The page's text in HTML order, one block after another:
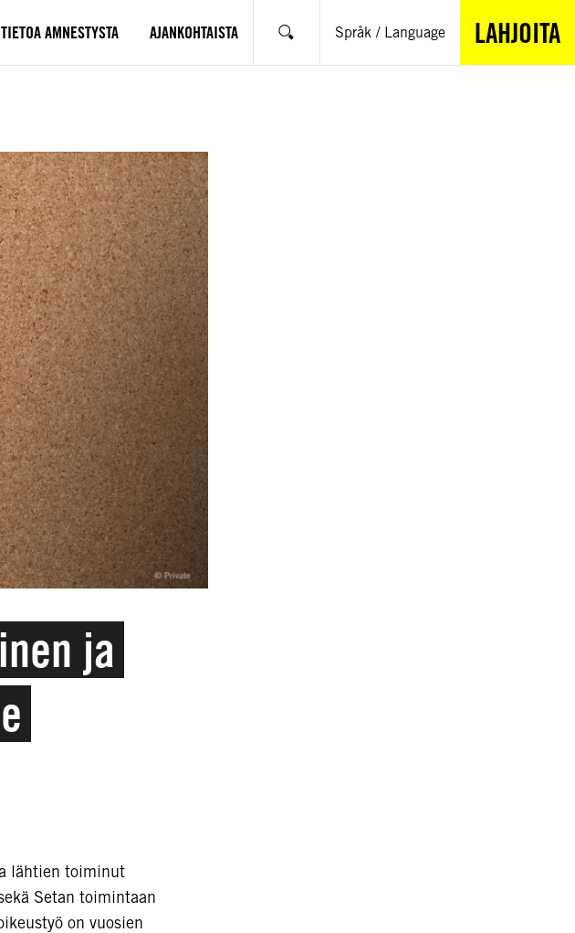
TIETOA AMNESTYSTA AJANKOHTAISTA Hae Språk / Language LAHJOITA
ja
lähtien toiminut
Setan toimintaan
on vuosien